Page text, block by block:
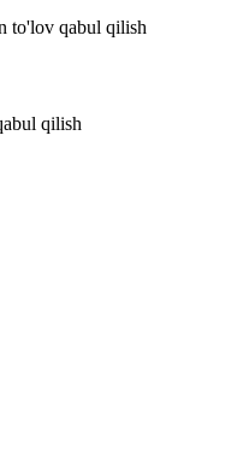
to'lov qabul qilish
qilish